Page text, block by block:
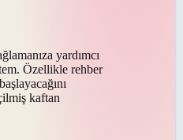
yardımcı
Özellikle rehber
kaftan